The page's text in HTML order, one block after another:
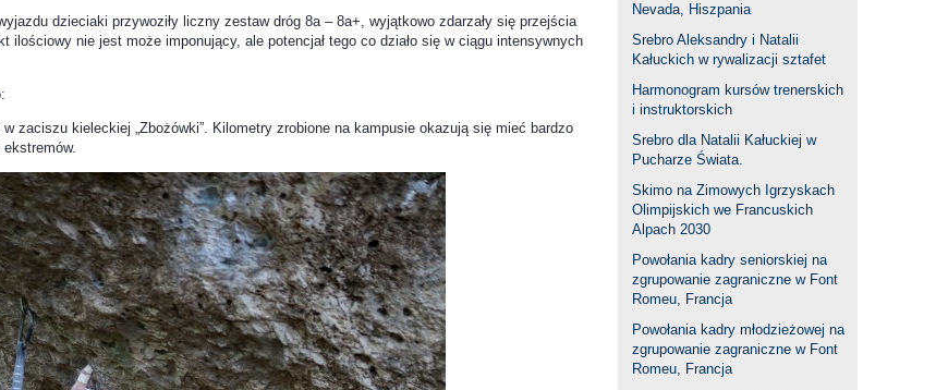
Nevada, Hiszpania
Srebro Aleksandry i Natalii
Kałuckich w rywalizacji sztafet
Harmonogram kursów trenerskich
i instruktorskich
Srebro dla Natalii Kałuckiej w
Pucharze Świata.
Skimo na Zimowych Igrzyskach
Olimpijskich we Francuskich
Alpach 2030
Powołania kadry seniorskiej na
zgrupowanie zagraniczne w Font
Romeu, Francja
Powołania kadry młodzieżowej na
zgrupowanie zagraniczne w Font
Romeu, Francja
dzieciaki przywoziły liczny zestaw dróg 8a – 8a+, wyjątkowo zdarzały się przejścia
ilościowy nie jest może imponujący, ale potencjał tego co działo się w ciągu intensywnych
w zaciszu kieleckiej „Zbożówki”. Kilometry zrobione na kampusie okazują się mieć bardzo